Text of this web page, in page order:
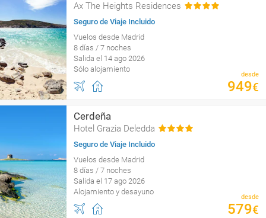
Ax The Heights Residences
Seguro de Viaje Incluido
Vuelos desde Madrid
8 días / 7 noches
Salida el 14 ago 2026
Sólo alojamiento
desde
949€
Cerdeña
Hotel Grazia Deledda
Seguro de Viaje Incluido
Vuelos desde Madrid
8 días / 7 noches
Salida el 17 ago 2026
Alojamiento y desayuno
desde
579€